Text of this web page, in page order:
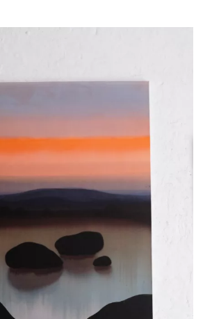
panier est
vide.
Go To Shop